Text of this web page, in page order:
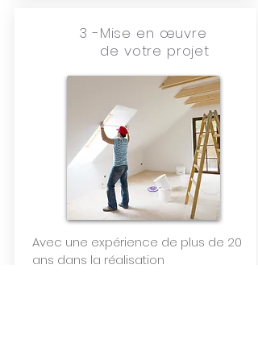
3 -Mise en œuvre
de votre projet
Avec une expérience de plus de 20
ans dans la réalisation